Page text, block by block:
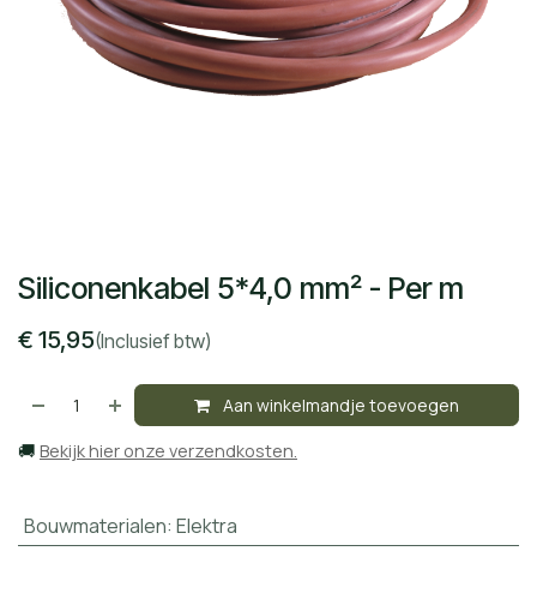
Siliconenkabel 5*4,0 mm² - Per m
€ 15,95(Inclusief btw)
Aan winkelmandje toevoegen
🚚 Bekijk hier onze verzendkosten.
Bouwmaterialen: Elektra